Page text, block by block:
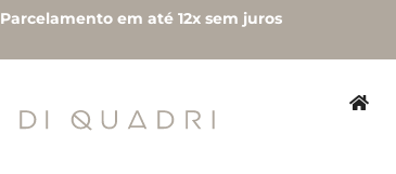
Parcelamento em até 12x sem juros